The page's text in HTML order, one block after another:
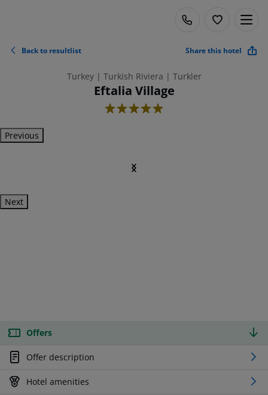
Back to resultlist Share this hotel
Turkey | Turkish Riviera | Turkler
Eftalia Village
5
Previous
Next
Offers
Offer description
Hotel amenities